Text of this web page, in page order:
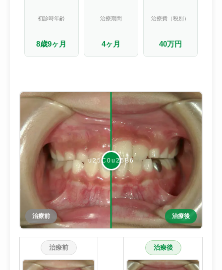
初診時年齢
8歳9ヶ月
治療期間
4ヶ月
治療費（税別）
40万円
治療前 治療後
治療前 治療後